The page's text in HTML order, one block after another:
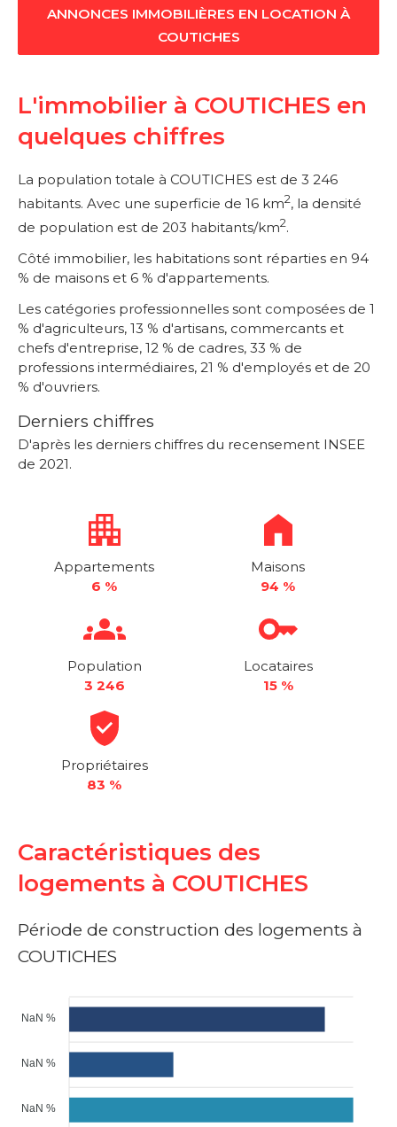
ANNONCES IMMOBILIÈRES EN LOCATION À
COUTICHES
L'immobilier à COUTICHES en
quelques chiffres
La population totale à COUTICHES est de 3 246
habitants. Avec une superficie de 16 km2, la densité
de population est de 203 habitants/km2.
Côté immobilier, les habitations sont réparties en 94
% de maisons et 6 % d'appartements.
Les catégories professionnelles sont composées de 1
% d'agriculteurs, 13 % d'artisans, commercants et
chefs d'entreprise, 12 % de cadres, 33 % de
professions intermédiaires, 21 % d'employés et de 20
% d'ouvriers.
Derniers chiffres
D'après les derniers chiffres du recensement INSEE
de 2021.
Appartements
6 %
Maisons
94 %
Population
3 246
Locataires
15 %
Propriétaires
83 %
Caractéristiques des
logements à COUTICHES
Période de construction des logements à
COUTICHES
NaN %
NaN %
NaN %